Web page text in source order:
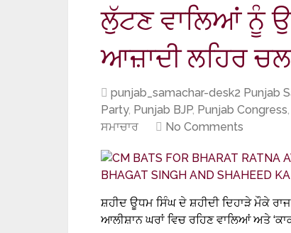
ਲੁੱਟਣ ਵਾਲਿਆਂ ਨੂੰ
ਆਜ਼ਾਦੀ ਲਹਿਰ
punjab_samachar-desk2 Punjab
Party, Punjab BJP, Punjab Congress,
ਸਮਾਚਾਰ
No Comments
ਸ਼ਹੀਦ ਊਧਮ ਸਿੰਘ ਦੇ ਸ਼ਹੀਦੀ ਦਿਹਾੜੇ ਮੌਕੇ
ਆਲੀਸ਼ਾਨ ਘਰਾਂ ਵਿਚ ਰਹਿਣ ਵਾਲਿਆਂ ਅਤੇ ‘ਕਾਕਾ